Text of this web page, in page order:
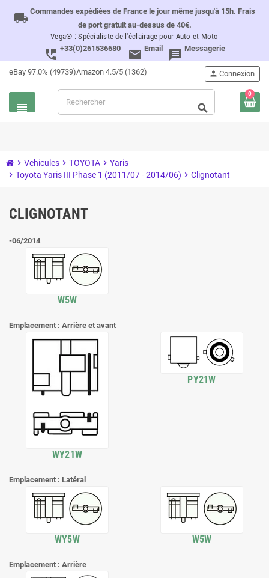
local_shipping Commandes expédiées de France le jour même jusqu'à 15h. Frais
de port gratuit au-dessus de 40€.
Vega® : Spécialiste de l'éclairage pour Auto et Moto
perm_phone_msg +33(0)261536680 email Email message Messagerie
eBay 97.0% (49739)Amazon 4.5/5 (1362)
view_headline
person Connexion
search
0
chevron_right Vehicules chevron_right TOYOTA chevron_right Yaris
chevron_right Toyota Yaris III Phase 1 (2011/07 - 2014/06) chevron_right Clignotant
CLIGNOTANT
-06/2014
W5W
Emplacement : Arrière et avant
WY21W
PY21W
Emplacement : Latéral
WY5W W5W
Emplacement : Arrière